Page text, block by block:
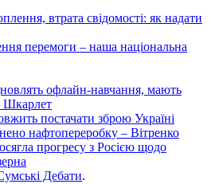
втрата свідомості: як надати
перемоги – наша національна
офлайн-навчання, мають
Шкарлет
постачати зброю Україні
нафтопереробку – Вітренко
прогресу з Росією щодо
Дебати.